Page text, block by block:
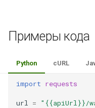
Примеры кода
Python cURL
import requests
url = "{{apiUrl}}/